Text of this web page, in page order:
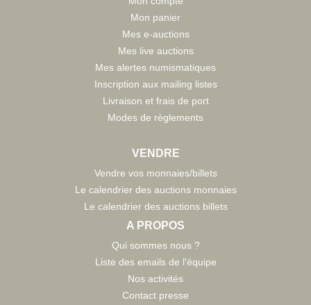
Mon panier
Mes e-auctions
Mes live auctions
Mes alertes numismatiques
Inscription aux mailing listes
Livraison et frais de port
Modes de règlements
VENDRE
Vendre vos monnaies/billets
Le calendrier des auctions monnaies
Le calendrier des auctions billets
A PROPOS
Qui sommes nous ?
Liste des emails de l'équipe
Nos activités
Contact presse